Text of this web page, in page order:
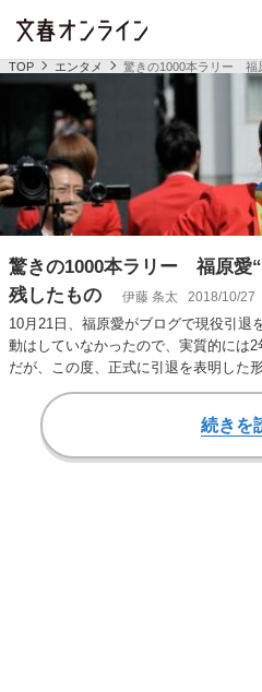
TOP エンタメ 驚きの1000本ラリー 福
驚きの1000本ラリー 福原愛
残したもの
伊藤 条太 2018/10/27
10月21日、福原愛がブログで現役引退
動はしていなかったので、実質的には
だが、この度、正式に引退を表明した
計り知れない…
続きを